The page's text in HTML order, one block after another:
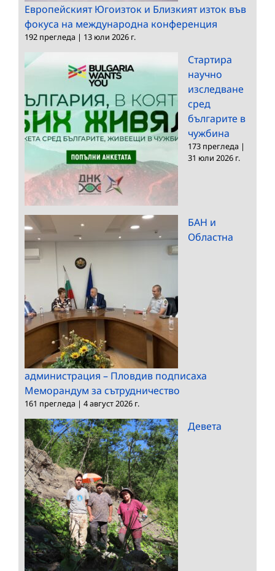
Европейският Югоизток и Близкият изток във
фокуса на международна конференция
192 прегледа | 13 юли 2026 г.
Стартира
научно
изследване
сред
българите в
чужбина
173 прегледа |
31 юли 2026 г.
БАН и
Областна
администрация – Пловдив подписаха
Меморандум за сътрудничество
161 прегледа | 4 август 2026 г.
Девета